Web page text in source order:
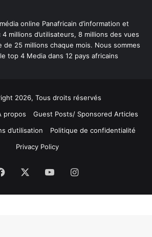
online Panafricain d’information et
millions d’utilisateurs, 8 millions des vues
25 millions chaque mois. Nous sommes
top 4 Media dans 12 pays africains
2026, Tous droits réservés
propos
Guest Posts/ Sponsored Articles
d’utilisation
Politique de confidentialité
Privacy Policy
Facebook YouTubeInstagram